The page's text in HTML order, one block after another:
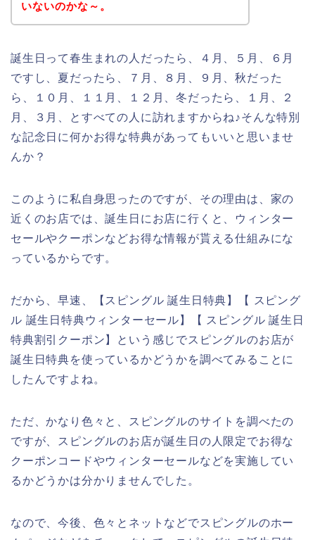
いないのかな～。
誕生日って春生まれの人だったら、４月、５月、６月
ですし、夏だったら、７月、８月、９月、秋だった
ら、１０月、１１月、１２月、冬だったら、１月、２
月、３月、とすべての人に訪れますからね♪そんな特別
な記念日に何かお得な特典があってもいいと思いませ
んか？
このように私自身思ったのですが、その理由は、家の
近くのお店では、誕生日にお店に行くと、ウィンター
セールやクーポンなどお得な情報が貰える仕組みにな
っているからです。
だから、早速、【スピングル 誕生日特典】【 スピング
ル 誕生日特典ウィンターセール】【 スピングル 誕生日
特典割引クーポン】という感じでスピングルのお店が
誕生日特典を使っているかどうかを調べてみることに
したんですよね。
ただ、かなり色々と、スピングルのサイトを調べたの
ですが、スピングルのお店が誕生日の人限定でお得な
クーポンコードやウィンターセールなどを実施してい
るかどうかは分かりませんでした。
なので、今後、色々とネットなどでスピングルのホー